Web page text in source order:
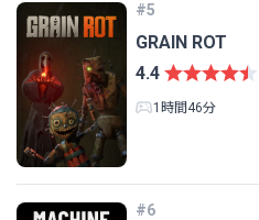
#5
GRAIN ROT
4.4
1時間46分
#6